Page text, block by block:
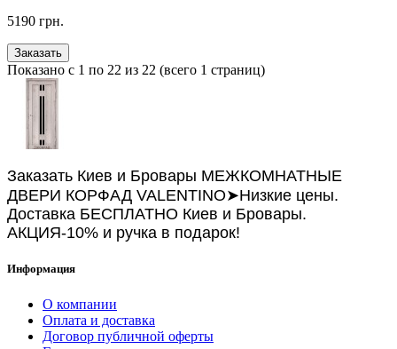
5190 грн.
Заказать
Показано с 1 по 22 из 22 (всего 1 страниц)
Заказать Киев и Бровары МЕЖКОМНАТНЫЕ
ДВЕРИ КОРФАД VALENTINO➤Низкие цены.
Доставка БЕСПЛАТНО Киев и Бровары.
АКЦИЯ-10% и ручка в подарок!
Информация
О компании
Оплата и доставка
Договор публичной оферты